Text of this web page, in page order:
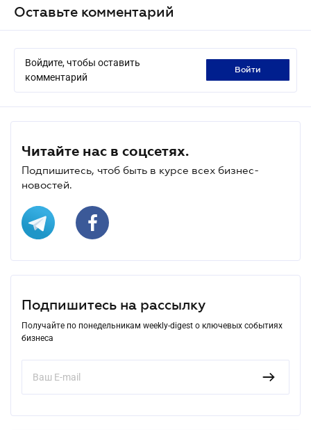
Оставьте комментарий
Войдите, чтобы оставить
комментарий
войти
Читайте нас в соцсетях.
Подпишитесь, чтоб быть в курсе всех бизнес-
новостей.
Подпишитесь на рассылку
Получайте по понедельникам weekly-digest о ключевых событиях
бизнеса